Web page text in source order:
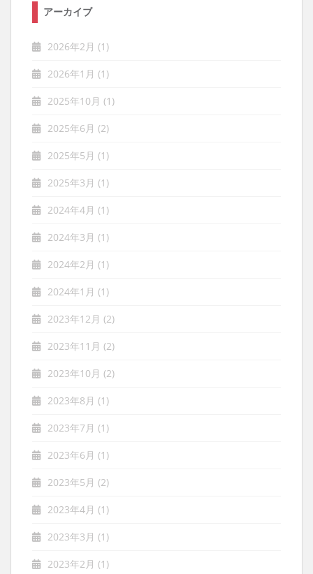
アーカイブ
2026年2月 (1)
2026年1月 (1)
2025年10月 (1)
2025年6月 (2)
2025年5月 (1)
2025年3月 (1)
2024年4月 (1)
2024年3月 (1)
2024年2月 (1)
2024年1月 (1)
2023年12月 (2)
2023年11月 (2)
2023年10月 (2)
2023年8月 (1)
2023年7月 (1)
2023年6月 (1)
2023年5月 (2)
2023年4月 (1)
2023年3月 (1)
2023年2月 (1)